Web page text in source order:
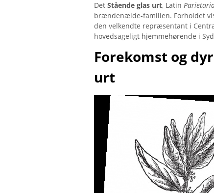
Det Stående glas urt, Latin
brændenælde-familien. Forholdet
den velkendte repræsentant i
hovedsageligt hjemmehørende i
Forekomst og
urt